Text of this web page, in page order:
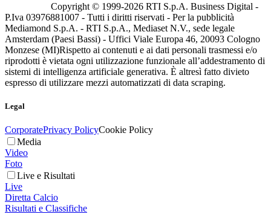
Copyright © 1999-2026 RTI S.p.A. Business Digital -
P.Iva 03976881007 - Tutti i diritti riservati - Per la pubblicità
Mediamond S.p.A. - RTI S.p.A., Mediaset N.V., sede legale
Amsterdam (Paesi Bassi) - Uffici Viale Europa 46, 20093 Cologno
Monzese (MI)Rispetto ai contenuti e ai dati personali trasmessi e/o
riprodotti è vietata ogni utilizzazione funzionale all’addestramento di
sistemi di intelligenza artificiale generativa. È altresì fatto divieto
espresso di utilizzare mezzi automatizzati di data scraping.
Legal
CorporatePrivacy PolicyCookie Policy
Media
Video
Foto
Live e Risultati
Live
Diretta Calcio
Risultati e Classifiche